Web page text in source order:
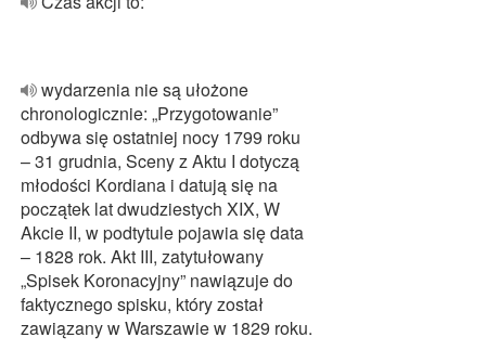
wydarzenia nie są ułożone
chronologicznie: „Przygotowanie”
odbywa się ostatniej nocy 1799 roku
– 31 grudnia, Sceny z Aktu I dotyczą
młodości Kordiana i datują się na
początek lat dwudziestych XIX, W
Akcie II, w podtytule pojawia się data
– 1828 rok. Akt III, zatytułowany
„Spisek Koronacyjny” nawiązuje do
faktycznego spisku, który został
zawiązany w Warszawie w 1829 roku.